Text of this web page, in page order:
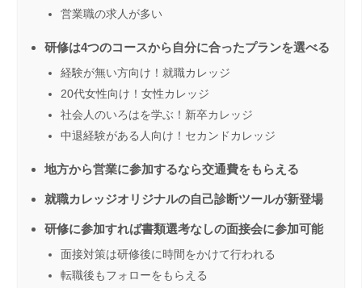
営業職の求人が多い
研修は4つのコースから自分に合ったプランを選べる
経験が無い方向け！就職カレッジ
20代女性向け！女性カレッジ
社会人のいろはを学ぶ！新卒カレッジ
中退経験がある人向け！セカンドカレッジ
地方から営業に参加するなら交通費をもらえる
就職カレッジオリジナルの自己診断ツールが新登場
研修に参加すれば書類選考なしの面接会に参加可能
面接対策は研修後に時間をかけて行われる
転職後もフォローをもらえる